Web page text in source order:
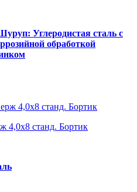
Углеродистая сталь с
обработкой
4,0х8 станд. Бортик